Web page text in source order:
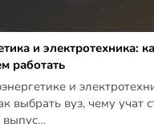
и электротехника:
работать
и
выбрать вуз, чему учат
выпус…